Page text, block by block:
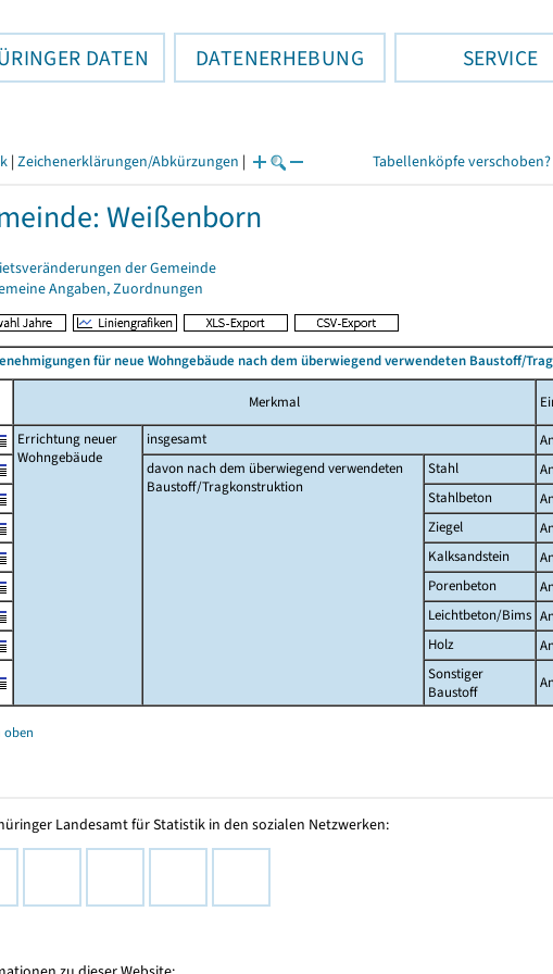
DATEN DATENERHEBUNG SERVICE
| Zeichenerklärungen/Abkürzungen | Tabellenköpfe verschoben?
Weißenborn
der Gemeinde
Angaben, Zuordnungen
für neue Wohngebäude nach dem überwiegend verwendeten Baustoff/
Merkmal
Errichtung neuer
Wohngebäude
insgesamt
davon nach dem überwiegend verwendeten
Baustoff/Tragkonstruktion
Stahl
Stahlbeton
Ziegel
Kalksandstein
Porenbeton
Leichtbeton/Bims
Holz
Sonstiger
Baustoff
oben
Landesamt für Statistik in den sozialen Netzwerken: